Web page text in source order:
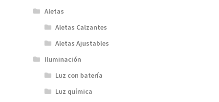
Aletas
Aletas Calzantes
Aletas Ajustables
Iluminación
Luz con batería
Luz química